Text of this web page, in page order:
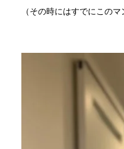
（その時にはすでにこの